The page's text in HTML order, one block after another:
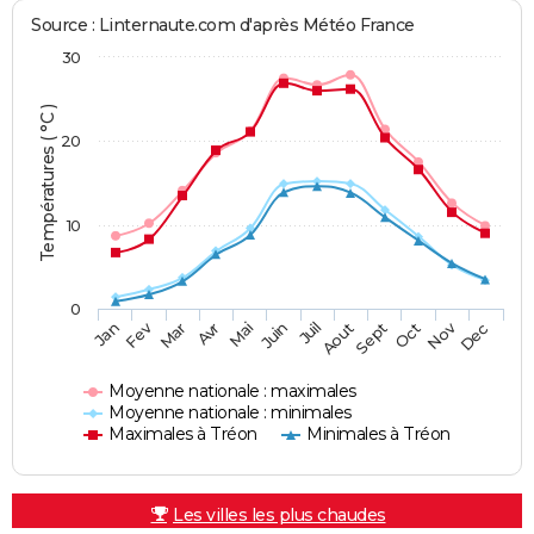
Températures ( °C )
Source : Linternaute.com d'après Météo France
Moyenne nationale : maximales
Moyenne nationale : minimales
Maximales à Tréon
Minimales à Tréon
JanFev Mar Avr Mai Juin JuilAoutSept OctNovDec
0
10
20
30
Les villes les plus chaudes